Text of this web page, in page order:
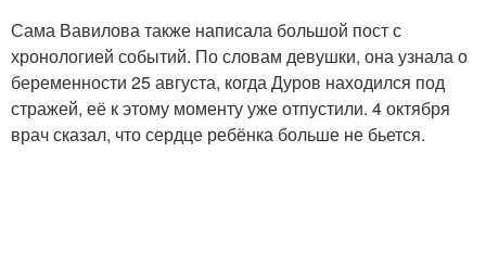
Сама Вавилова также написала большой пост с
хронологией событий. По словам девушки, она узнала о
беременности 25 августа, когда Дуров находился под
стражей, её к этому моменту уже отпустили. 4 октября
врач сказал, что сердце ребёнка больше не бьется.